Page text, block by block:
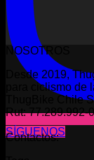
SÍGUENOS
NOSOTROS
Desde 2019,
para ciclismo de
ThugBike Chile
Rut: 77.289.992-0
Contactos: